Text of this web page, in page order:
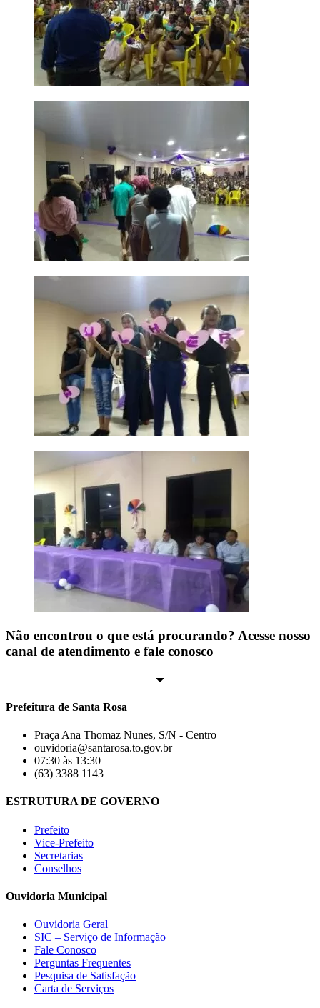
Não encontrou o que está procurando? Acesse nosso
canal de atendimento e fale conosco
Prefeitura de Santa Rosa
Praça Ana Thomaz Nunes, S/N - Centro
ouvidoria@santarosa.to.gov.br
07:30 às 13:30
(63) 3388 1143
ESTRUTURA DE GOVERNO
Prefeito
Vice-Prefeito
Secretarias
Conselhos
Ouvidoria Municipal
Ouvidoria Geral
SIC – Serviço de Informação
Fale Conosco
Perguntas Frequentes
Pesquisa de Satisfação
Carta de Serviços